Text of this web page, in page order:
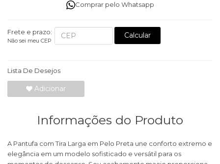
Comprar pelo Whatsapp
Frete e prazo:
Não sei meu CEP
Calcular
Lista De Desejos
Adicionar
Informações do Produto
A Pantufa com Tira Larga em Pelo Preta une conforto extremo e
elegância em um modelo sofisticado e versátil para os